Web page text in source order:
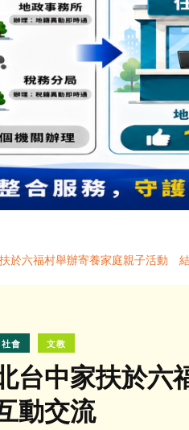
於六福村舉辦寄養家庭親子活動
社會 文教
台中家扶於六
動交流